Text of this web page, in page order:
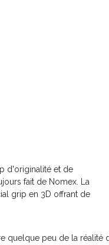
d'originalité et de
fait de Nomex. La
grip en 3D offrant de
quelque peu de la réalité